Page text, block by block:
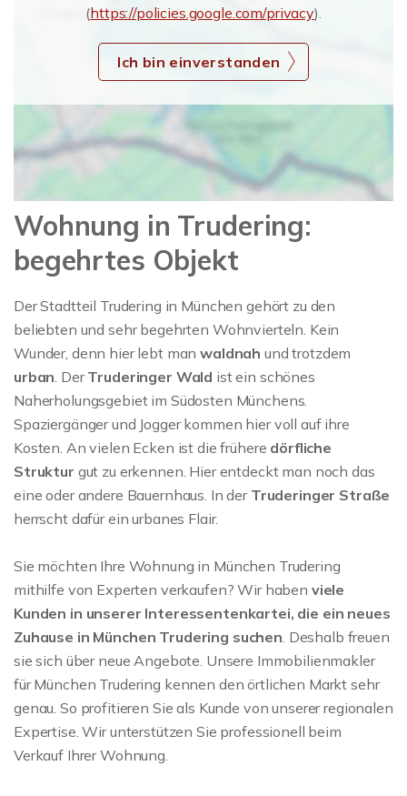
(https://policies.google.com/privacy).
Ich bin einverstanden
Wohnung in Trudering:
begehrtes Objekt
Der Stadtteil Trudering in München gehört zu den
beliebten und sehr begehrten Wohnvierteln. Kein
Wunder, denn hier lebt manwaldnah und trotzdem
urban. DerTruderinger Wald ist ein schönes
Naherholungsgebiet im Südosten Münchens.
Spaziergänger und Jogger kommen hier voll auf ihre
Kosten. An vielen Ecken ist die frühere dörfliche
Struktur gut zu erkennen. Hier entdeckt man noch das
eine oder andere Bauernhaus. In der Truderinger Straße
herrscht dafür ein urbanes Flair.
Sie möchten Ihre Wohnung in München Trudering
mithilfe von Experten verkaufen? Wir haben viele
Kunden in unserer Interessentenkartei, die ein neues
Zuhause in München Trudering suchen. Deshalb freuen
sie sich über neue Angebote. Unsere Immobilienmakler
für München Trudering kennen den örtlichen Markt sehr
genau. So profitieren Sie als Kunde von unserer regionalen
Expertise. Wir unterstützen Sie professionell beim
Verkauf Ihrer Wohnung.